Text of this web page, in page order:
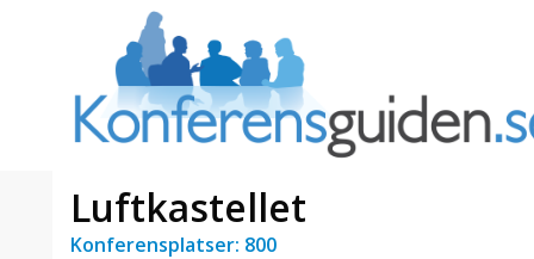
Luftkastellet
Konferensplatser: 800